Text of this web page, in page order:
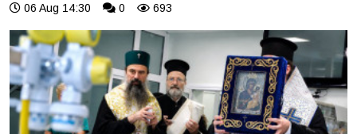
06 Aug 14:30 0 693